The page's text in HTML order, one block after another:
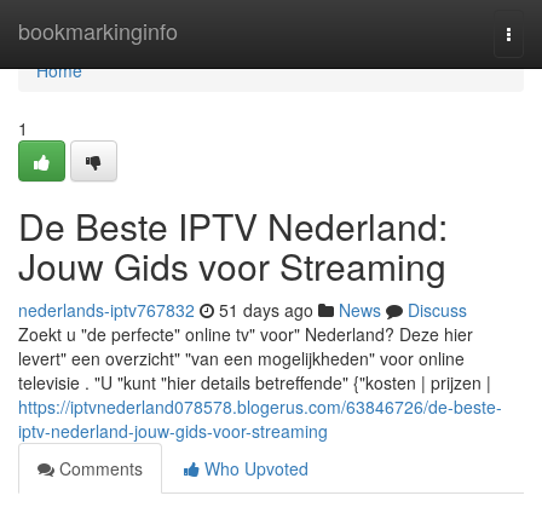
bookmarkinginfo
Home
Home
1
De Beste IPTV Nederland:
Jouw Gids voor Streaming
nederlands-iptv767832 51 days ago News
Discuss
Zoekt u "de perfecte" online tv" voor" Nederland? Deze hier
levert" een overzicht" "van een mogelijkheden" voor online
televisie . "U "kunt "hier details betreffende" {"kosten | prijzen |
https://iptvnederland078578.blogerus.com/63846726/de-beste-
iptv-nederland-jouw-gids-voor-streaming
Comments
Who Upvoted